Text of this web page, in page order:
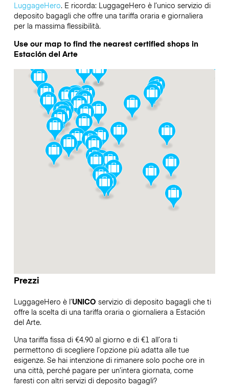
LuggageHero. E ricorda: LuggageHero è l’unico servizio di
deposito bagagli che offre una tariffa oraria e giornaliera
per la massima flessibilità.
Use our map to find the nearest certified shops in
Estación del Arte
Prezzi
LuggageHero è l’UNICO servizio di deposito bagagli che ti
offre la scelta di una tariffa oraria o giornaliera a Estación
del Arte.
Una tariffa fissa di €4.90 al giorno e di €1 all’ora ti
permettono di scegliere l’opzione più adatta alle tue
esigenze. Se hai intenzione di rimanere solo poche ore in
una città, perché pagare per un’intera giornata, come
faresti con altri servizi di deposito bagagli?